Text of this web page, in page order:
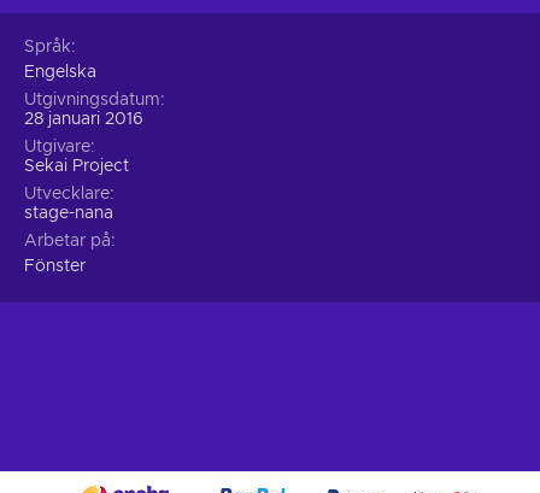
Språk
Engelska
Utgivningsdatum
28 januari 2016
Utgivare
Sekai Project
Utvecklare
stage-nana
Arbetar på
Fönster